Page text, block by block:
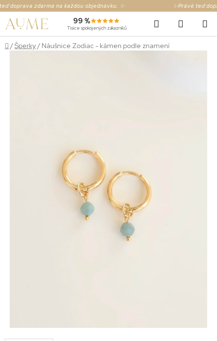
Přejít
obsah
doprava zdarma na každou objednávku. ✨ ✨Právě teď
99 %
Tisíce spokojených zákazníků
Hledat
KOŠÍK
Domů
/Šperky/ Náušnice Zodiac - kámen podle znamení